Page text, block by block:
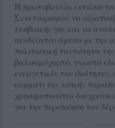
Η πρωτοβουλία
Συνεταιρισμού να
λεσβιακής γης και να
συνδέονται άμεσα με την
πολιτιστική ταυτότητα
βαλσαμόχορτο, γνωστό εδώ
ευεργετικές του
κομμάτι της λαϊκής
χρησιμοποιείται
για την περιποίηση του